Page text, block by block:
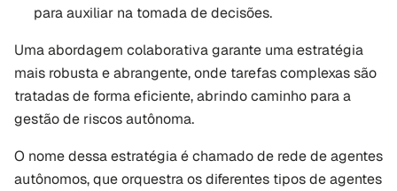
para auxiliar na tomada de decisões.
Uma abordagem colaborativa garante uma estratégia
mais robusta e abrangente, onde tarefas complexas são
tratadas de forma eficiente, abrindo caminho para a
gestão de riscos autônoma.
O nome dessa estratégia é chamado de rede de agentes
autônomos, que orquestra os diferentes tipos de agentes